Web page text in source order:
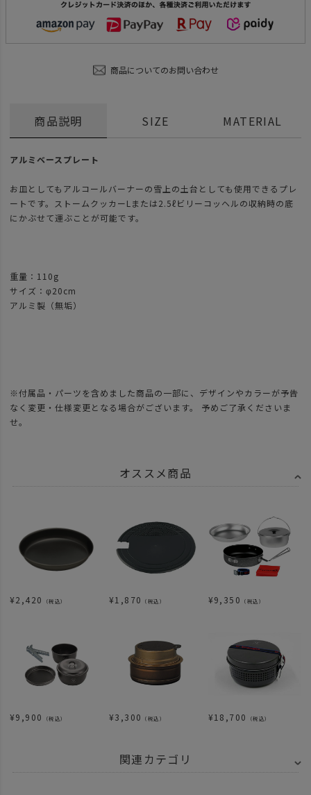
商品についてのお問い合わせ
商品説明
アルミベースプレート
お皿としてもアルコールバーナーの雪上の土台としても使用できるプレ
ートです。ストームクッカーLまたは2.5ℓビリーコッヘルの収納時の底
にかぶせて運ぶことが可能です。
重量：110g
サイズ：φ20cm
アルミ製（無垢）
※付属品・パーツを含めました商品の一部に、デザインやカラーが予告
なく変更・仕様変更となる場合がございます。 予めご了承くださいま
せ。
SIZE MATERIAL
オススメ商品
¥2,420 （税込） ¥1,870 （税込） ¥9,350 （税込）
¥9,900 （税込） ¥3,300 （税込） ¥18,700 （税込）
関連カテゴリ